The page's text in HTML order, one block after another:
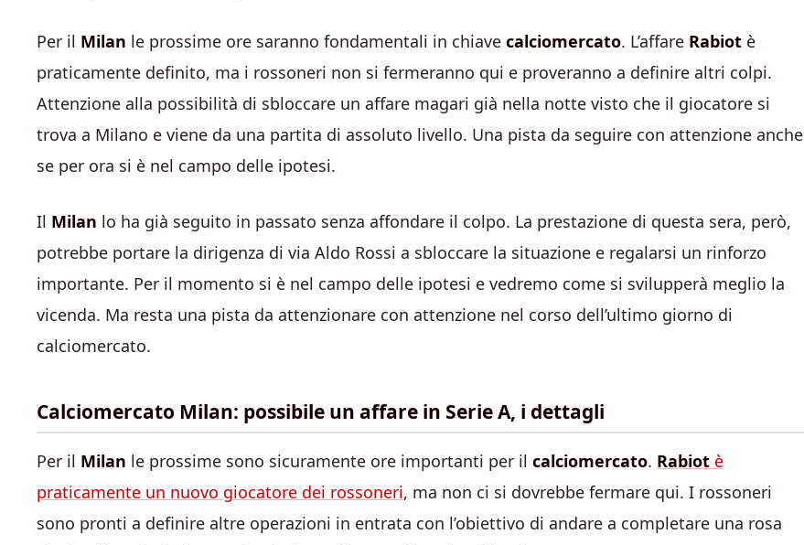
Per il Milan le prossime ore saranno fondamentali in chiave calciomercato. L’affare Rabiot è
praticamente definito, ma i rossoneri non si fermeranno qui e proveranno a definire altri colpi.
Attenzione alla possibilità di sbloccare un affare magari già nella notte visto che il giocatore si
trova a Milano e viene da una partita di assoluto livello. Una pista da seguire con attenzione anche
se per ora si è nel campo delle ipotesi.
Il Milan lo ha già seguito in passato senza affondare il colpo. La prestazione di questa sera, però,
potrebbe portare la dirigenza di via Aldo Rossi a sbloccare la situazione e regalarsi un rinforzo
importante. Per il momento si è nel campo delle ipotesi e vedremo come si svilupperà meglio la
vicenda. Ma resta una pista da attenzionare con attenzione nel corso dell’ultimo giorno di
calciomercato.
Calciomercato Milan: possibile un affare in Serie A, i dettagli
Per il Milan le prossime sono sicuramente ore importanti per il calciomercato. Rabiot è
praticamente un nuovo giocatore dei rossoneri, ma non ci si dovrebbe fermare qui. I rossoneri
sono pronti a definire altre operazioni in entrata con l’obiettivo di andare a completare una rosa